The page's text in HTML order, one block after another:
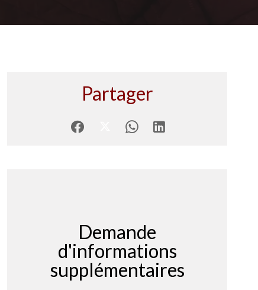
Partager
Demande
d'informations
supplémentaires